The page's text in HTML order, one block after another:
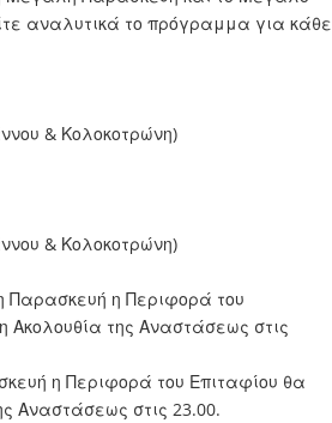
αναλυτικά το πρόγραμμα για κάθε
& Κολοκοτρώνη)
& Κολοκοτρώνη)
Παρασκευή η Περιφορά του
Ακολουθία της Αναστάσεως στις
η Περιφορά του Επιταφίου θα
Αναστάσεως στις 23.00.